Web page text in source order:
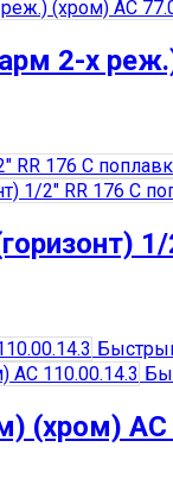
2-х
(хром) АС